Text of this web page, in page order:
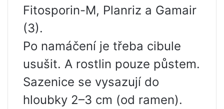
Fitosporin-M, Planriz a Gamair
(3).
Po namáčení je třeba cibule
usušit. A rostlin pouze půstem.
Sazenice se vysazují do
hloubky 2–3 cm (od ramen).